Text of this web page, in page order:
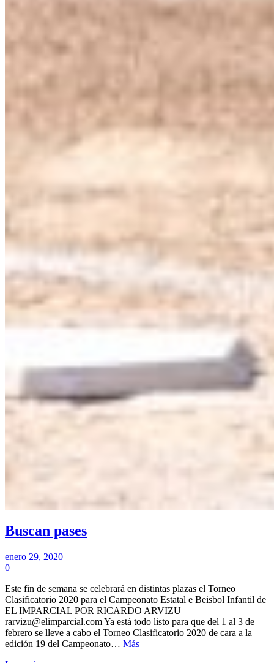
Buscan pases
enero 29, 2020
0
Este fin de semana se celebrará en distintas plazas el Torneo
Clasificatorio 2020 para el Campeonato Estatal e Beisbol Infantil de
EL IMPARCIAL POR RICARDO ARVIZU
rarvizu@elimparcial.com Ya está todo listo para que del 1 al 3 de
febrero se lleve a cabo el Torneo Clasificatorio 2020 de cara a la
edición 19 del Campeonato… Más